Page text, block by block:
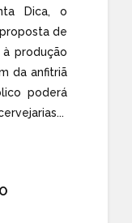
Dica, o
de
produção
da anfitriã
poderá